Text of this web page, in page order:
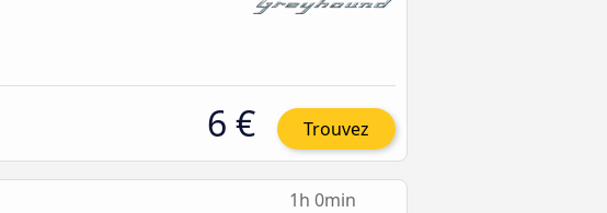
6 € Trouvez
1h 0min